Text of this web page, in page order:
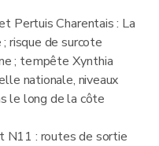
Pertuis Charentais : La
risque de surcote
; tempête Xynthia
nationale, niveaux
le long de la côte
N11 : routes de sortie